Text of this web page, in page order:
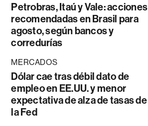
Petrobras, Itaú y Vale: acciones
recomendadas en Brasil para
agosto, según bancos y
corredurías
MERCADOS
Dólar cae tras débil dato de
empleo en EE.UU. y menor
expectativa de alza de tasas de
la Fed